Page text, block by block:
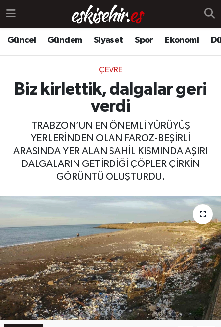
Güncel Gündem Siyaset Spor Ekonomi
ÇEVRE
Biz kirlettik, dalgalar geri
verdi
TRABZON’UN EN ÖNEMLİ YÜRÜYÜŞ
YERLERİNDEN OLAN FAROZ-BEŞİRLİ
ARASINDA YER ALAN SAHİL KISMINDA AŞIRI
DALGALARIN GETİRDİĞİ ÇÖPLER ÇİRKİN
GÖRÜNTÜ OLUŞTURDU.